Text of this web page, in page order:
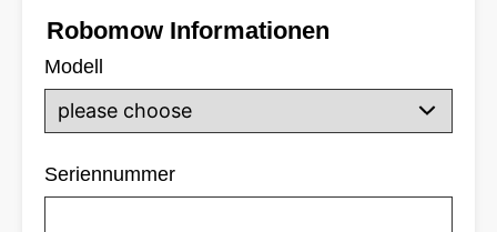
Robomow Informationen
Modell
Seriennummer